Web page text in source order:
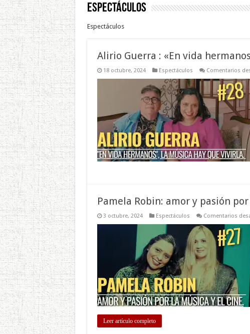
Espectáculos
Espectáculos
Alirio Guerra : «En vida
18 octubre, 2024 Espectáculos Comentarios
Pamela Robin: amor y pasión
3 octubre, 2024 Espectáculos Comentarios
Leer artículo completo